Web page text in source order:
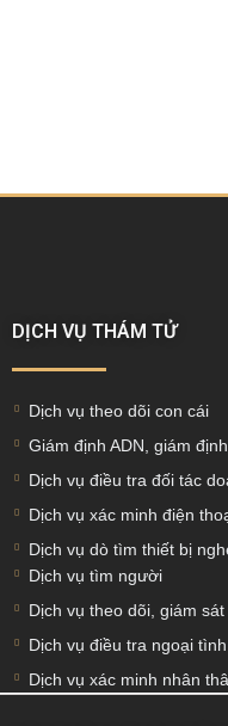
DỊCH VỤ THÁM TỬ
Dịch vụ theo dõi con cái
Giám định ADN, giám
Dịch vụ điều tra đối tác
Dịch vụ xác minh điện
Dịch vụ dò tìm thiết bị
Dịch vụ tìm người
Dịch vụ theo dõi, giám sát
Dịch vụ điều tra ngoại tình
Dịch vụ xác minh nhân